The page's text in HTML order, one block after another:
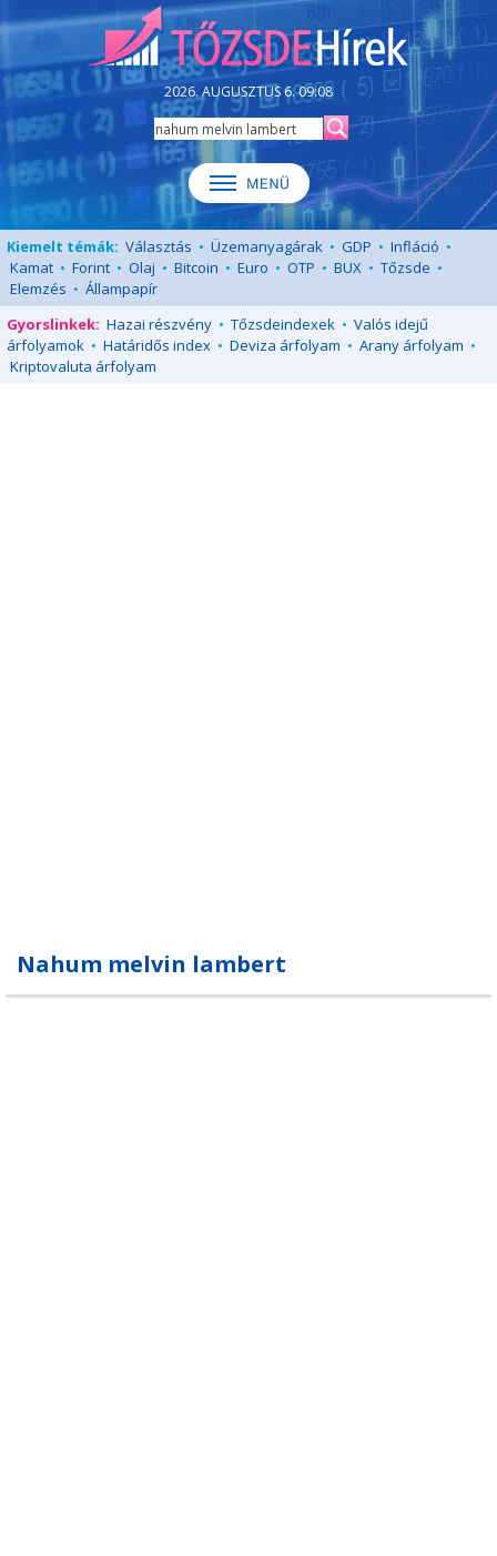
2026. AUGUSZTUS 6. 09:08
Kiemelt témák: Választás • Üzemanyagárak • GDP • Infláció •
Kamat • Forint • Olaj • Bitcoin • Euro • OTP • BUX • Tőzsde •
Elemzés • Állampapír
Gyorslinkek: Hazai részvény • Tőzsdeindexek • Valós idejű
árfolyamok • Határidős index • Deviza árfolyam • Arany árfolyam •
Kriptovaluta árfolyam
Nahum melvin lambert